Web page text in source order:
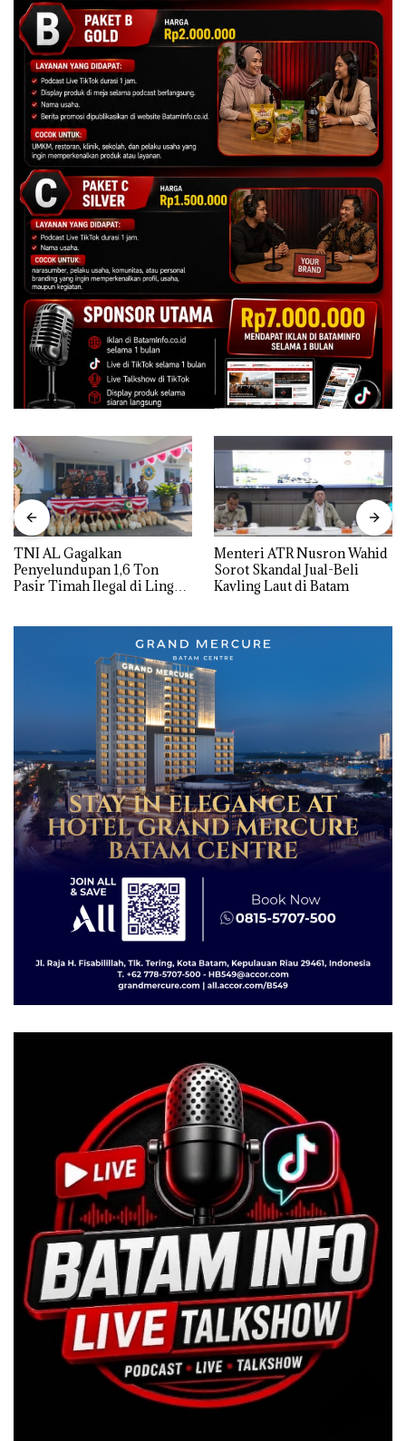
TNI AL Gagalkan
Penyelundupan 1,6 Ton
Pasir Timah Ilegal di Lingga,
Diselundupkan ke Malaysia
Menteri ATR Nusron Wahid
Sorot Skandal Jual-Beli
Kavling Laut di Batam